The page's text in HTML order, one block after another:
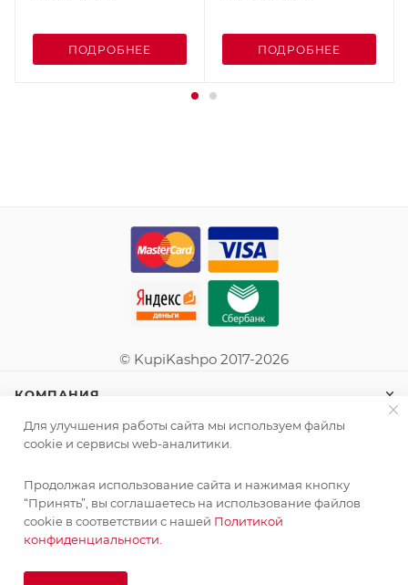
ПОДРОБНЕЕ ПОДРОБНЕЕ
© KupiKashpo 2017-2026
КОМПАНИЯ
ИНФОРМАЦИЯ
ПОМОЩЬ
ПОДПИСАТЬСЯ НА РАССЫЛКУ
Для улучшения работы сайта мы используем файлы
cookie и сервисы web-аналитики.
Продолжая использование сайта и нажимая кнопку
“Принять”, вы соглашаетесь на использование файлов
cookie в соответствии с нашей Политикой
конфиденциальности.